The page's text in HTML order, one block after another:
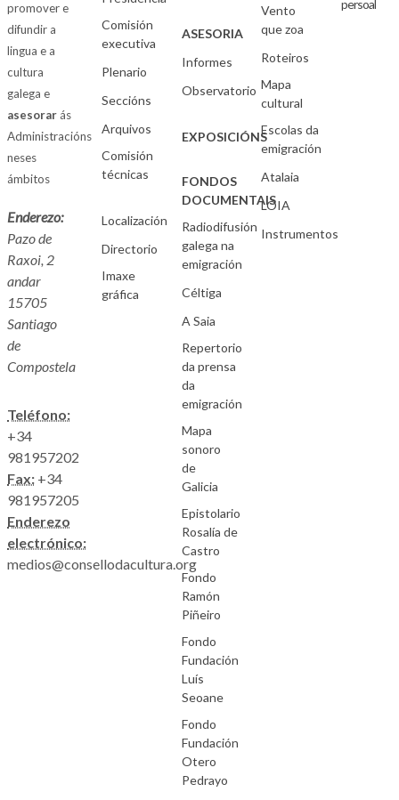
promover e
difundir a
lingua e a
cultura
galega e
asesorarás
Administracións
neses
ámbitos
Enderezo:
Pazo de
Raxoi, 2
andar
15705
Santiago
de
Compostela
Teléfono:
+34
981957202
Fax: +34
981957205
Enderezo
electrónico:
medios@consellodacultura.org
Comisión
executiva
Plenario
Seccións
Arquivos
Comisión
técnicas
Localización
Directorio
Imaxe
gráfica
ASESORIA
Informes
Observatorio
EXPOSICIÓNS
FONDOS
DOCUMENTAIS
Radiodifusión
galega na
emigración
Céltiga
A Saia
Repertorio
da prensa
da
emigración
Mapa
sonoro
de
Galicia
Epistolario
Rosalía de
Castro
Fondo
Ramón
Piñeiro
Fondo
Fundación
Luís
Seoane
Fondo
Fundación
Otero
Pedrayo
Vento
que zoa
Roteiros
Mapa
cultural
Escolas da
emigración
Atalaia
LOIA
Instrumentos
persoal